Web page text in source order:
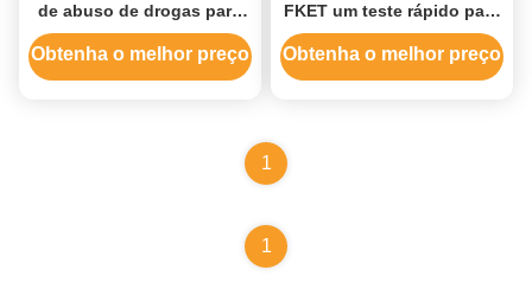
de abuso de drogas para
profissionais de saúde
Obtenha o melhor preço
FKET um teste rápido para
o uso médico e
profissional somente
Obtenha o melhor preço
1
1